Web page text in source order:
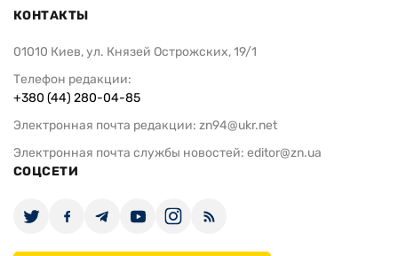
КОНТАКТЫ
01010 Киев, ул. Князей Острожских, 19/1
Телефон редакции:
+380 (44) 280-04-85
Электронная почта редакции: zn94@ukr.net
Электронная почта службы новостей: editor@zn.ua
СОЦСЕТИ